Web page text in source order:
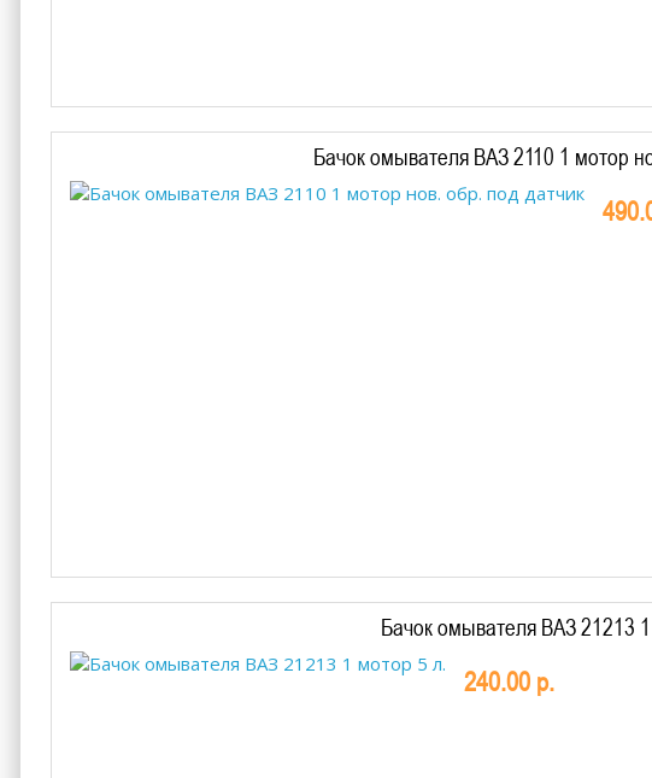
Бачок омывателя ВАЗ 2110 1 мотор
Бачок омывателя ВАЗ 21213
240.00 р.